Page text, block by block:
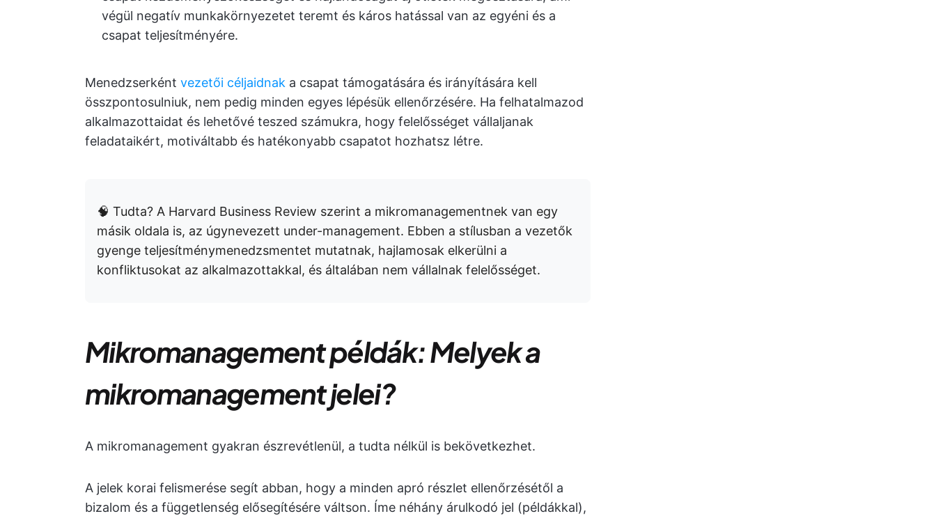
végül negatív munkakörnyezetet teremt és káros hatással van az egyéni és a
csapat teljesítményére.
Menedzserként vezetői céljaidnak a csapat támogatására és irányítására kell
összpontosulniuk, nem pedig minden egyes lépésük ellenőrzésére. Ha felhatalmazod
alkalmazottaidat és lehetővé teszed számukra, hogy felelősséget vállaljanak
feladataikért, motiváltabb és hatékonyabb csapatot hozhatsz létre.
🧠 Tudta? A Harvard Business Review szerint a mikromanagementnek van egy
másik oldala is, az úgynevezett under-management. Ebben a stílusban a vezetők
gyenge teljesítménymenedzsmentet mutatnak, hajlamosak elkerülni a
konfliktusokat az alkalmazottakkal, és általában nem vállalnak felelősséget.
Mikromanagement példák: Melyek a
mikromanagement jelei?
A mikromanagement gyakran észrevétlenül, a tudta nélkül is bekövetkezhet.
A jelek korai felismerése segít abban, hogy a minden apró részlet ellenőrzésétől a
bizalom és a függetlenség elősegítésére váltson. Íme néhány árulkodó jel (példákkal),